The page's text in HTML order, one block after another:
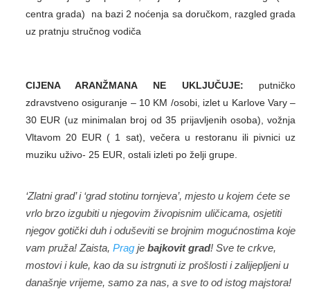
centra grada) na bazi 2 noćenja sa doručkom, razgled grada
uz pratnju stručnog vodiča
CIJENA ARANŽMANA NE UKLJUČUJE: putničko
zdravstveno osiguranje – 10 KM /osobi, izlet u Karlove Vary –
30 EUR (uz minimalan broj od 35 prijavljenih osoba), vožnja
Vltavom 20 EUR ( 1 sat), večera u restoranu ili pivnici uz
muziku uživo- 25 EUR, ostali izleti po želji grupe.
‘Zlatni grad’ i ‘grad stotinu tornjeva’, mjesto u kojem ćete se
vrlo brzo izgubiti u njegovim živopisnim uličicama, osjetiti
njegov gotički duh i oduševiti se brojnim mogućnostima koje
vam pruža!Zaista, Pragje bajkovit grad! Sve te crkve,
mostovi i kule, kao da su istrgnuti iz prošlosti i zalijepljeni u
današnje vrijeme, samo za nas, a sve to od istog majstora!